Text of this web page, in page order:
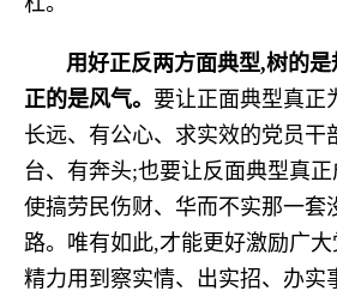
用好正反两方面典型,树的
正的是风气。 要让正面典型真正
长远、有公心、求实效的党员干
台、有奔头;也要让反面典型真
使搞劳民伤财、华而不实那一套
路。唯有如此,才能更好激励广
精力用到察实情、出实招、办实